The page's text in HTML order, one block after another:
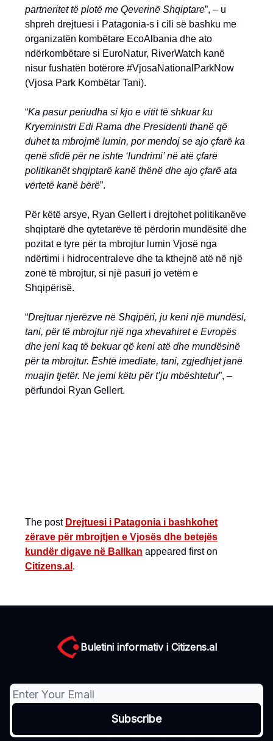
partneritet të plotë me Qeverinë Shqiptare”, – u
shpreh drejtuesi i Patagonia-s i cili së bashku me
organizatën kombëtare EcoAlbania dhe ato
ndërkombëtare si EuroNatur, RiverWatch kanë
nisur fushatën botërore #VjosaNationalParkNow
(Vjosa Park Kombëtar Tani).
“Ka pasur periudha si kjo e vitit të shkuar ku
Kryeministri Edi Rama dhe Presidenti thanë që
duhet ta mbrojmë lumin, por mendoj se ajo çfarë ka
qenë sfidë për ne ishte ‘lundrimi’ në atë çfarë
politikanët shqiptarë kanë thënë dhe ajo çfarë ata
vërtetë kanë bërë”.
Për këtë arsye, Ryan Gellert i drejtohet politikanëve
shqiptarë dhe qytetarëve të përdorin mundësitë dhe
pozitat e tyre për ta mbrojtur lumin Vjosë nga
ndërtimi i hidrocentraleve dhe ta kthejnë atë në një
zonë të mbrojtur, si një pasuri jo vetëm e
Shqipërisë.
“Drejtuar njerëzve në Shqipëri, ju keni një mundësi,
tani, për të mbrojtur një nga xhevahiret e Evropës
dhe jeni kaq të bekuar që keni atë dhe mundësinë
për ta mbrojtur. Është imediate, tani, zgjedhjet janë
muajin tjetër. Ne jemi këtu për t’ju mbështetur”, –
përfundoi Ryan Gellert.
The post Drejtuesi i Patagonia i bashkohet
zërave për mbrojtjen e Vjosës dhe betejës
kundër digave në Ballkan appeared first on
Citizens.al .
Buletini informativ i Citizens.al